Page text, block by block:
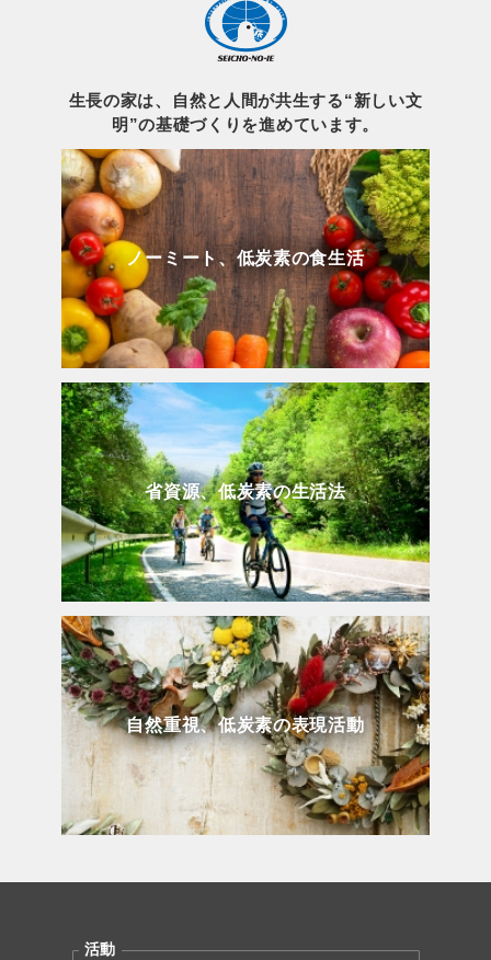
生長の家は、自然と人間が共生する“新しい文
明”の基礎づくりを進めています。
ノーミート、低炭素の食生活
省資源、低炭素の生活法
自然重視、低炭素の表現活動
活動